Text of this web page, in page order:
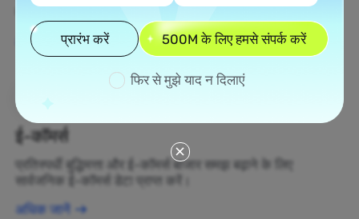
अधिक जानें
ई-कॉमर्स
प्रतिस्पर्धी बुद्धिमत्ता और ई-कॉमर्स बाजार समझ बढ़ाने के लिए
सार्वजनिक ई-कॉमर्स डेटा प्राप्त करें।
अधिक जानें
प्रारंभ करें 500M के लिए हमसे संपर्क करें
फिर से मुझे याद न दिलाएं